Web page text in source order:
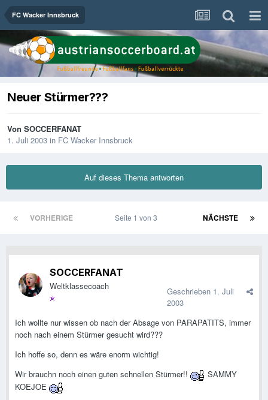
FC Wacker Innsbruck
Neuer Stürmer???
Von SOCCERFANAT
1. Juli 2003 in FC Wacker Innsbruck
Auf dieses Thema antworten
VORHERIGE NÄCHSTE
Seite 1 von 3
SOCCERFANAT
Weltklassecoach Geschrieben 1. Juli
2003
Ich wollte nur wissen ob nach der Absage von PARAPATITS, immer
noch nach einem Stürmer gesucht wird???
Ich hoffe so, denn es wäre enorm wichtig!
Wir brauchn noch einen guten schnellen Stürmer!!
SAMMY
KOEJOE